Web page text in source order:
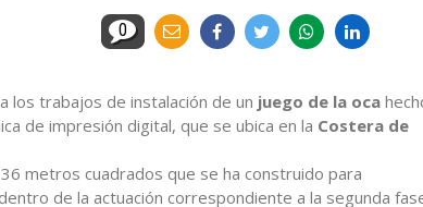
0
los trabajos de instalación de un juego de la oca
de impresión digital, que se ubica en la Costera de
metros cuadrados que se ha construido para
de la actuación correspondiente a la segunda